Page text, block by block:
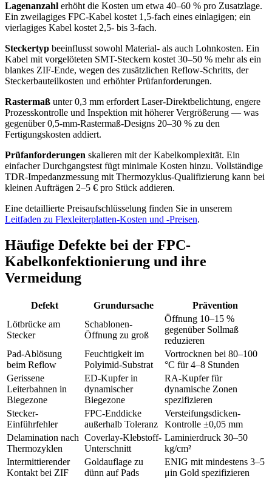
Lagenanzahl erhöht die Kosten um etwa 40–60 % pro Zusatzlage.
Ein zweilagiges FPC-Kabel kostet 1,5-fach eines einlagigen; ein
vierlagiges Kabel kostet 2,5- bis 3-fach.
Steckertyp beeinflusst sowohl Material- als auch Lohnkosten. Ein
Kabel mit vorgelöteten SMT-Steckern kostet 30–50 % mehr als ein
blankes ZIF-Ende, wegen des zusätzlichen Reflow-Schritts, der
Steckerbauteilkosten und erhöhter Prüfanforderungen.
Rastermaß unter 0,3 mm erfordert Laser-Direktbelichtung, engere
Prozesskontrolle und Inspektion mit höherer Vergrößerung — was
gegenüber 0,5-mm-Rastermaß-Designs 20–30 % zu den
Fertigungskosten addiert.
Prüfanforderungen skalieren mit der Kabelkomplexität. Ein
einfacher Durchgangstest fügt minimale Kosten hinzu. Vollständige
TDR-Impedanzmessung mit Thermozyklus-Qualifizierung kann bei
kleinen Aufträgen 2–5 € pro Stück addieren.
Eine detaillierte Preisaufschlüsselung finden Sie in unserem
Leitfaden zu Flexleiterplatten-Kosten und -Preisen.
Häufige Defekte bei der FPC-
Kabelkonfektionierung und ihre
Vermeidung
Defekt Grundursache
Prävention
Lötbrücke am
Stecker
Schablonen-
Öffnung zu groß
Öffnung 10–15 %
gegenüber Sollmaß
reduzieren
Pad-Ablösung
beim Reflow
Feuchtigkeit im
Polyimid-Substrat
Vortrocknen bei 80–100
°C für 4–8 Stunden
Gerissene
Leiterbahnen in
Biegezone
ED-Kupfer in
dynamischer
Biegezone
RA-Kupfer für
dynamische Zonen
spezifizieren
Stecker-
Einführfehler
FPC-Enddicke
außerhalb Toleranz
Versteifungsdicken-
Kontrolle ±0,05 mm
Delamination nach
Thermozyklen
Coverlay-Klebstoff-
Unterschnitt
Laminierdruck 30–50
kg/cm²
Intermittierender
Kontakt bei ZIF
Goldauflage zu
dünn auf Pads
ENIG mit mindestens 3–5
μin Gold spezifizieren